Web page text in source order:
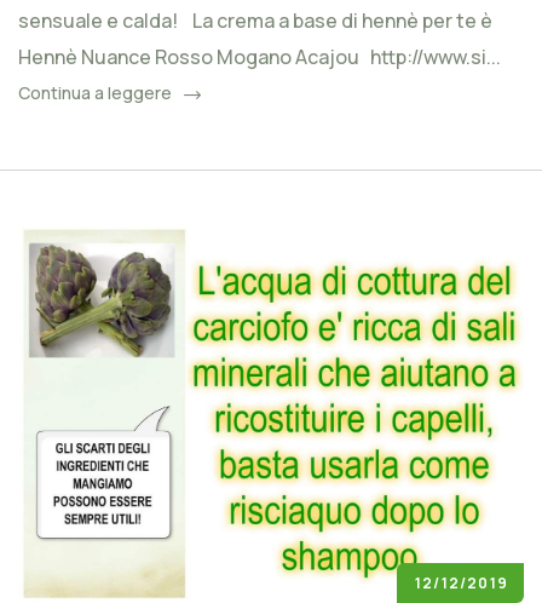
sensuale e calda! La crema a base di hennè per te è
Hennè Nuance Rosso Mogano Acajou http://www.si...
Continua a leggere
12/12/2019